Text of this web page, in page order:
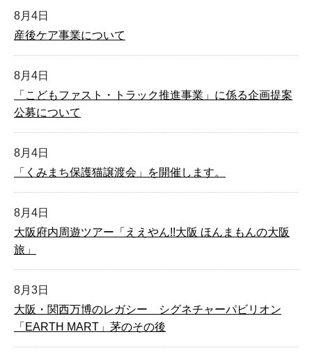
8月4日
産後ケア事業について
8月4日
「こどもファスト・トラック推進事業」に係る企画提案
公募について
8月4日
「くみまち保護猫譲渡会」を開催します。
8月4日
大阪府内周遊ツアー「ええやん!!大阪 ほんまもんの大阪
旅」
8月3日
大阪・関西万博のレガシー シグネチャーパビリオン
「EARTH MART」茅のその後